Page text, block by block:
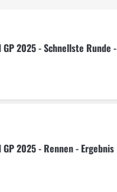
2025 - Schnellste Runde -
2025 - Rennen - Ergebnis